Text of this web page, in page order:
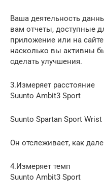
Ваша деятельность
вам отчеты, доступные
приложение или на
насколько вы активны
сделать улучшения.
3.Измеряет расстояние
Suunto Ambit3 Sport
Suunto Spartan Sport Wrist
Он отслеживает, как
4.Измеряет темп
Suunto Ambit3 Sport